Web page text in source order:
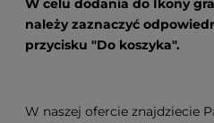
W celu dodania do Ikony
należy zaznaczyć
przycisku "Do koszyka".
W naszej ofercie znajdziecie